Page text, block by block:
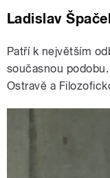
Ladislav
Patří k největším
současnou
Ostravě a